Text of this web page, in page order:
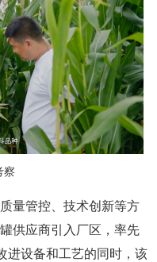
察
量管控、技术创新等方
供应商引入厂区，率先
进设备和工艺的同时，该